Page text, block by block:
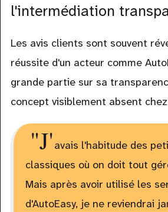
l'intermédiation
Les avis clients sont souvent
réussite d'un acteur comme
grande partie sur sa
concept visiblement absent
"J'avais l'habitude des
classiques où on doit tout
Mais après avoir utilisé les
d'AutoEasy, je ne reviendrai